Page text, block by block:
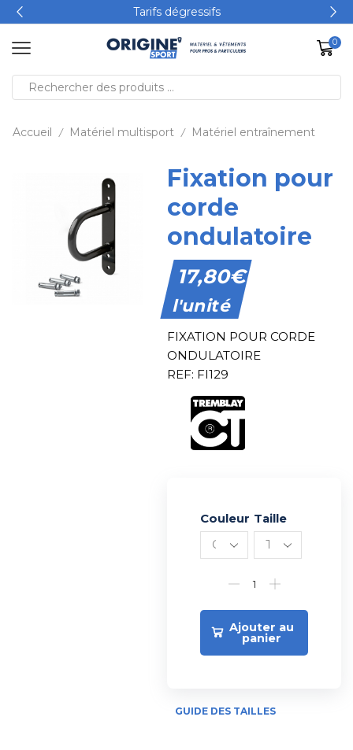
Tarifs dégressifs
0
Accueil / Matériel multisport / Matériel entraînement
Fixation pour
corde
ondulatoire
17,80€
l'unité
FIXATION POUR CORDE
ONDULATOIRE
REF: FI129
Couleur Taille
Ajouter au
panier
Alternative:
GUIDE DES TAILLES